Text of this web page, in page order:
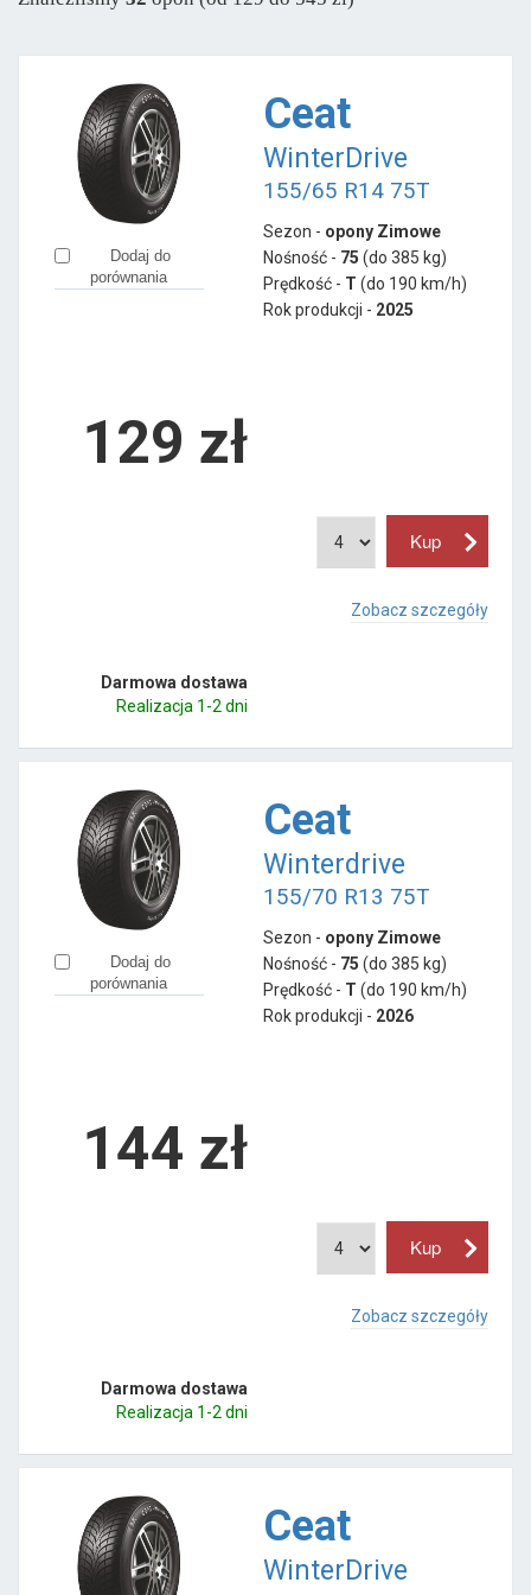
Semperit od 237 zł
Pozostałe marki
Aplus od 228 zł
Apollo od 189 zł
Ceat od 129 zł
Giti
Goodride od 173 zł
Dodaj do
porównania
Ceat
WinterDrive
155/65 R14 75T
Sezon - opony Zimowe
Nośność - 75 (do 385 kg)
Prędkość - T (do 190 km/h)
Rok produkcji - 2025
129 zł
Zobacz szczegóły
Darmowa dostawa
Realizacja 1-2 dni
Dodaj do
porównania
Ceat
Winterdrive
155/70 R13 75T
Sezon - opony Zimowe
Nośność - 75 (do 385 kg)
Prędkość - T (do 190 km/h)
Rok produkcji - 2026
144 zł
Zobacz szczegóły
Darmowa dostawa
Realizacja 1-2 dni
Ceat
WinterDrive